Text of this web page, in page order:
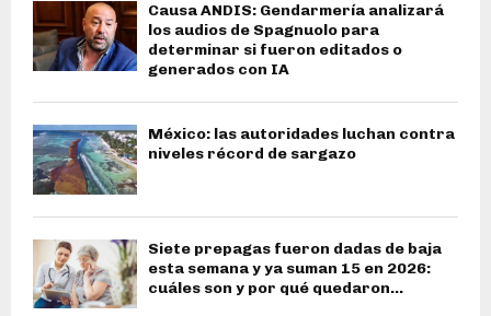
Causa ANDIS: Gendarmería analizará
los audios de Spagnuolo para
determinar si fueron editados o
generados con IA
México: las autoridades luchan contra
niveles récord de sargazo
Siete prepagas fueron dadas de baja
esta semana y ya suman 15 en 2026:
cuáles son y por qué quedaron...